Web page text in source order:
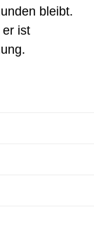
bleibt.
er ist